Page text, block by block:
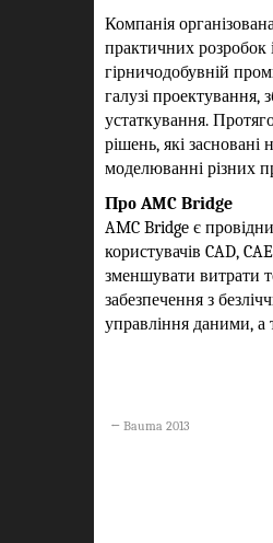
Компанія
практичних розробок
гірничодобувній
галузі проектування,
устаткування.
рішень, які
моделюванні різних
Про AMC Bridge
AMC Bridge є
користувачів CAD,
зменшувати витрати
забезпечення з
управління даними, а
← Bauma 2013